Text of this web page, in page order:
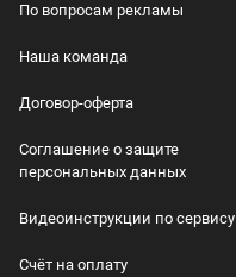
По вопросам рекламы
Наша команда
Договор-оферта
Соглашение о защите
персональных данных
Видеоинструкции по сервису
Счёт на оплату